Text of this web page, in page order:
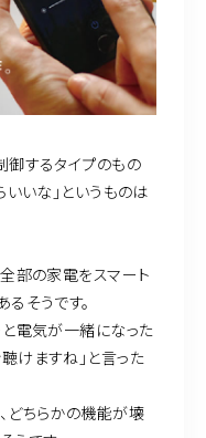
御するタイプのもの
いいな」というものは
部の家電をスマート
そうです。
と電気が一緒になった
けますね」と言った
どちらかの機能が壊